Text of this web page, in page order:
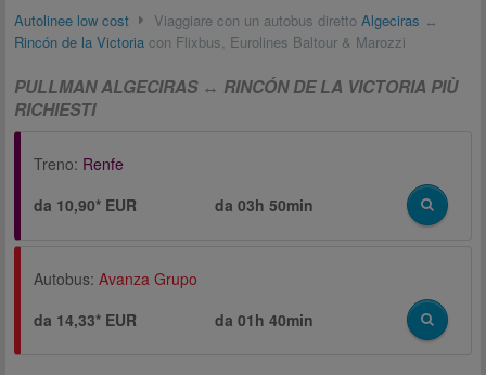
Autolinee low cost Viaggiare con un autobus diretto Algeciras ↔
Rincón de la Victoria con Flixbus, Eurolines Baltour & Marozzi
PULLMAN ALGECIRAS ↔ RINCÓN DE LA VICTORIA PIÙ
RICHIESTI
Treno: Renfe
da 10,90* EUR
da03h 50min
Autobus: Avanza Grupo
da 14,33* EUR
da01h 40min